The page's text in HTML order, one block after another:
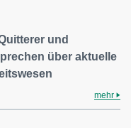
und
über aktuelle
mehr